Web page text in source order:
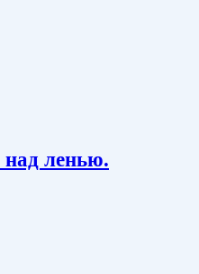
над ленью.